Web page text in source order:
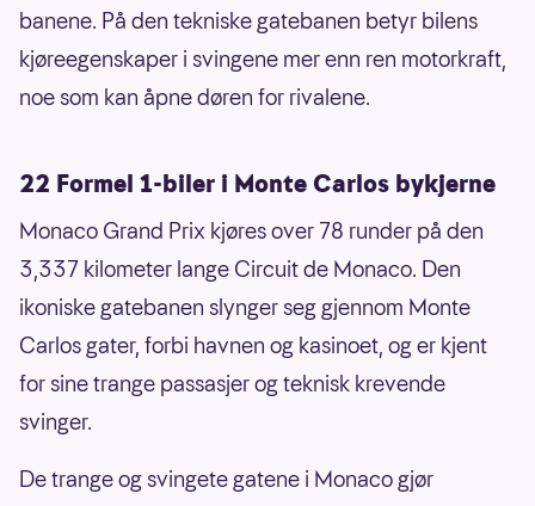
banene. På den tekniske gatebanen betyr bilens
kjøreegenskaper i svingene mer enn ren motorkraft,
noe som kan åpne døren for rivalene.
22 Formel 1-biler i Monte Carlos bykjerne
Monaco Grand Prix kjøres over 78 runder på den
3,337 kilometer lange Circuit de Monaco. Den
ikoniske gatebanen slynger seg gjennom Monte
Carlos gater, forbi havnen og kasinoet, og er kjent
for sine trange passasjer og teknisk krevende
svinger.
De trange og svingete gatene i Monaco gjør